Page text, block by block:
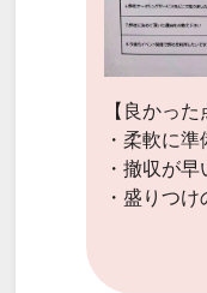
【良かった
・柔軟に
・撤収が早
・盛りつ